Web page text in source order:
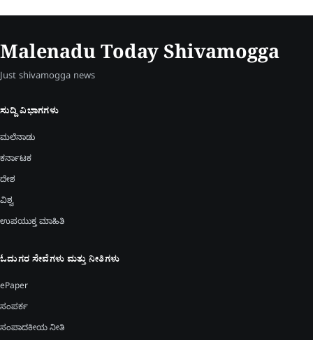
Malenadu Today Shivamogga
Just shivamogga news
ಸುದ್ದಿ ವಿಭಾಗಗಳು
ಮಲೆನಾಡು
ಕರ್ನಾಟಕ
ದೇಶ
ವಿಶ್ವ
ಉಪಯುಕ್ತ ಮಾಹಿತಿ
ಓದುಗರ ಸೇವೆಗಳು ಮತ್ತು ನೀತಿಗಳು
ePaper
ಸಂಪರ್ಕ
ಸಂಪಾದಕೀಯ ನೀತಿ